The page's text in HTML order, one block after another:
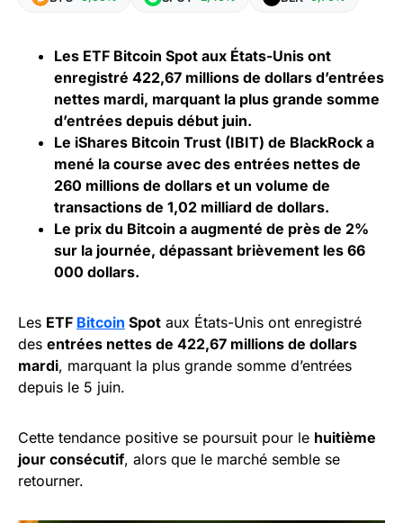
Les ETF Bitcoin Spot aux États-Unis ont
enregistré 422,67 millions de dollars d’entrées
nettes mardi, marquant la plus grande somme
d’entrées depuis début juin.
Le iShares Bitcoin Trust (IBIT) de BlackRock a
mené la course avec des entrées nettes de
260 millions de dollars et un volume de
transactions de 1,02 milliard de dollars.
Le prix du Bitcoin a augmenté de près de 2%
sur la journée, dépassant brièvement les 66
000 dollars.
Les ETF Bitcoin Spot aux États-Unis ont enregistré
des entrées nettes de 422,67 millions de dollars
mardi, marquant la plus grande somme d’entrées
depuis le 5 juin.
Cette tendance positive se poursuit pour le huitième
jour consécutif, alors que le marché semble se
retourner.